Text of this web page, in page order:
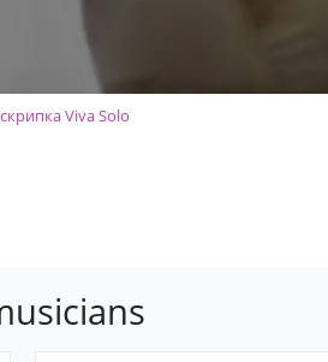
Viva Solo